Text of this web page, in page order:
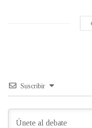
Suscribir